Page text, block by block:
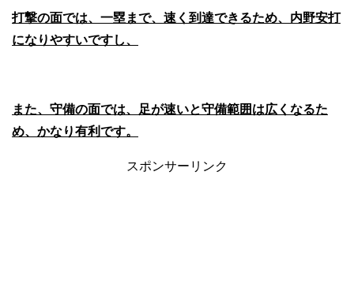
打撃の面では、一塁まで、速く到達できるため、内野安打
になりやすいですし、
また、守備の面では、足が速いと守備範囲は広くなるた
め、かなり有利です。
スポンサーリンク